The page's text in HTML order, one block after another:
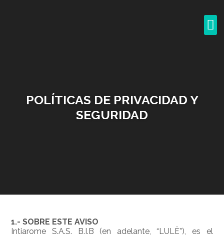
POLÍTICAS DE PRIVACIDAD Y
SEGURIDAD
1.- SOBRE ESTE AVISO
Intiarome S.A.S. B.I.B (en adelante, “LULË”), es el